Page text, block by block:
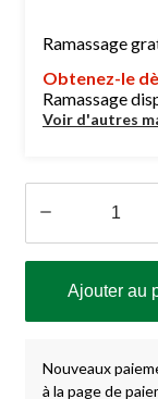
Ramassage
Obtenez-le
Ramassage
Voir d'autres
Ajouter au
Nouveaux
à la page de